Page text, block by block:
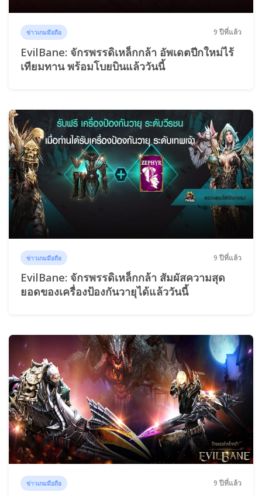
ข่าวเกมมือถือ 9 ปีที่แล้ว
EvilBane: จักรพรรดิเหล็กกล้า อัพเดตปีกใหม่ไร้
เทียมทาน พร้อมโบยบินแล้ววันนี้
ข่าวเกมมือถือ 9 ปีที่แล้ว
EvilBane: จักรพรรดิเหล็กกล้า สัมผัสความสุด
ยอดของเครื่องป้องกันวายุได้แล้ววันนี้
ข่าวเกมมือถือ 9 ปีที่แล้ว